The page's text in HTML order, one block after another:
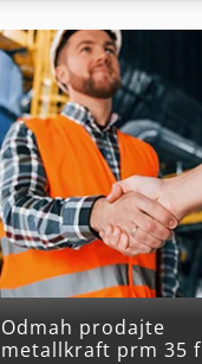
Odmah prodajte
metallkraft prm 35 f